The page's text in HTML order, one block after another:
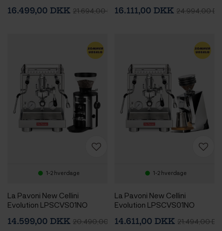
Mignon Zero 65 Speedy
16.499,00 DKK 21.694,00 DKKMignon Libra 65 Chrome
16.111,00 DKK 24.994,00
1-2 hverdage
La Pavoni New Cellini
Evolution LPSCVS01NO
Mahlkönig X54
14.599,00 DKK 20.490,00 DKK
1-2 hverdage
La Pavoni New Cellini
Evolution LPSCVS01NO
Mignon Zero 65 Speedy
14.611,00 DKK 21.494,00